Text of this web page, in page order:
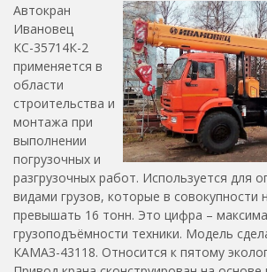
Автокран
Ивановец
КС-35714К-2
применяется в
области
строительства и
монтажа при
выполнении
погрузочных и
разгрузочных работ. Используется для
видами грузов, которые в совокупности
превышать 16 тонн. Это цифра –
грузоподъёмности техники. Модель
КАМАЗ-43118. Относится к пятому